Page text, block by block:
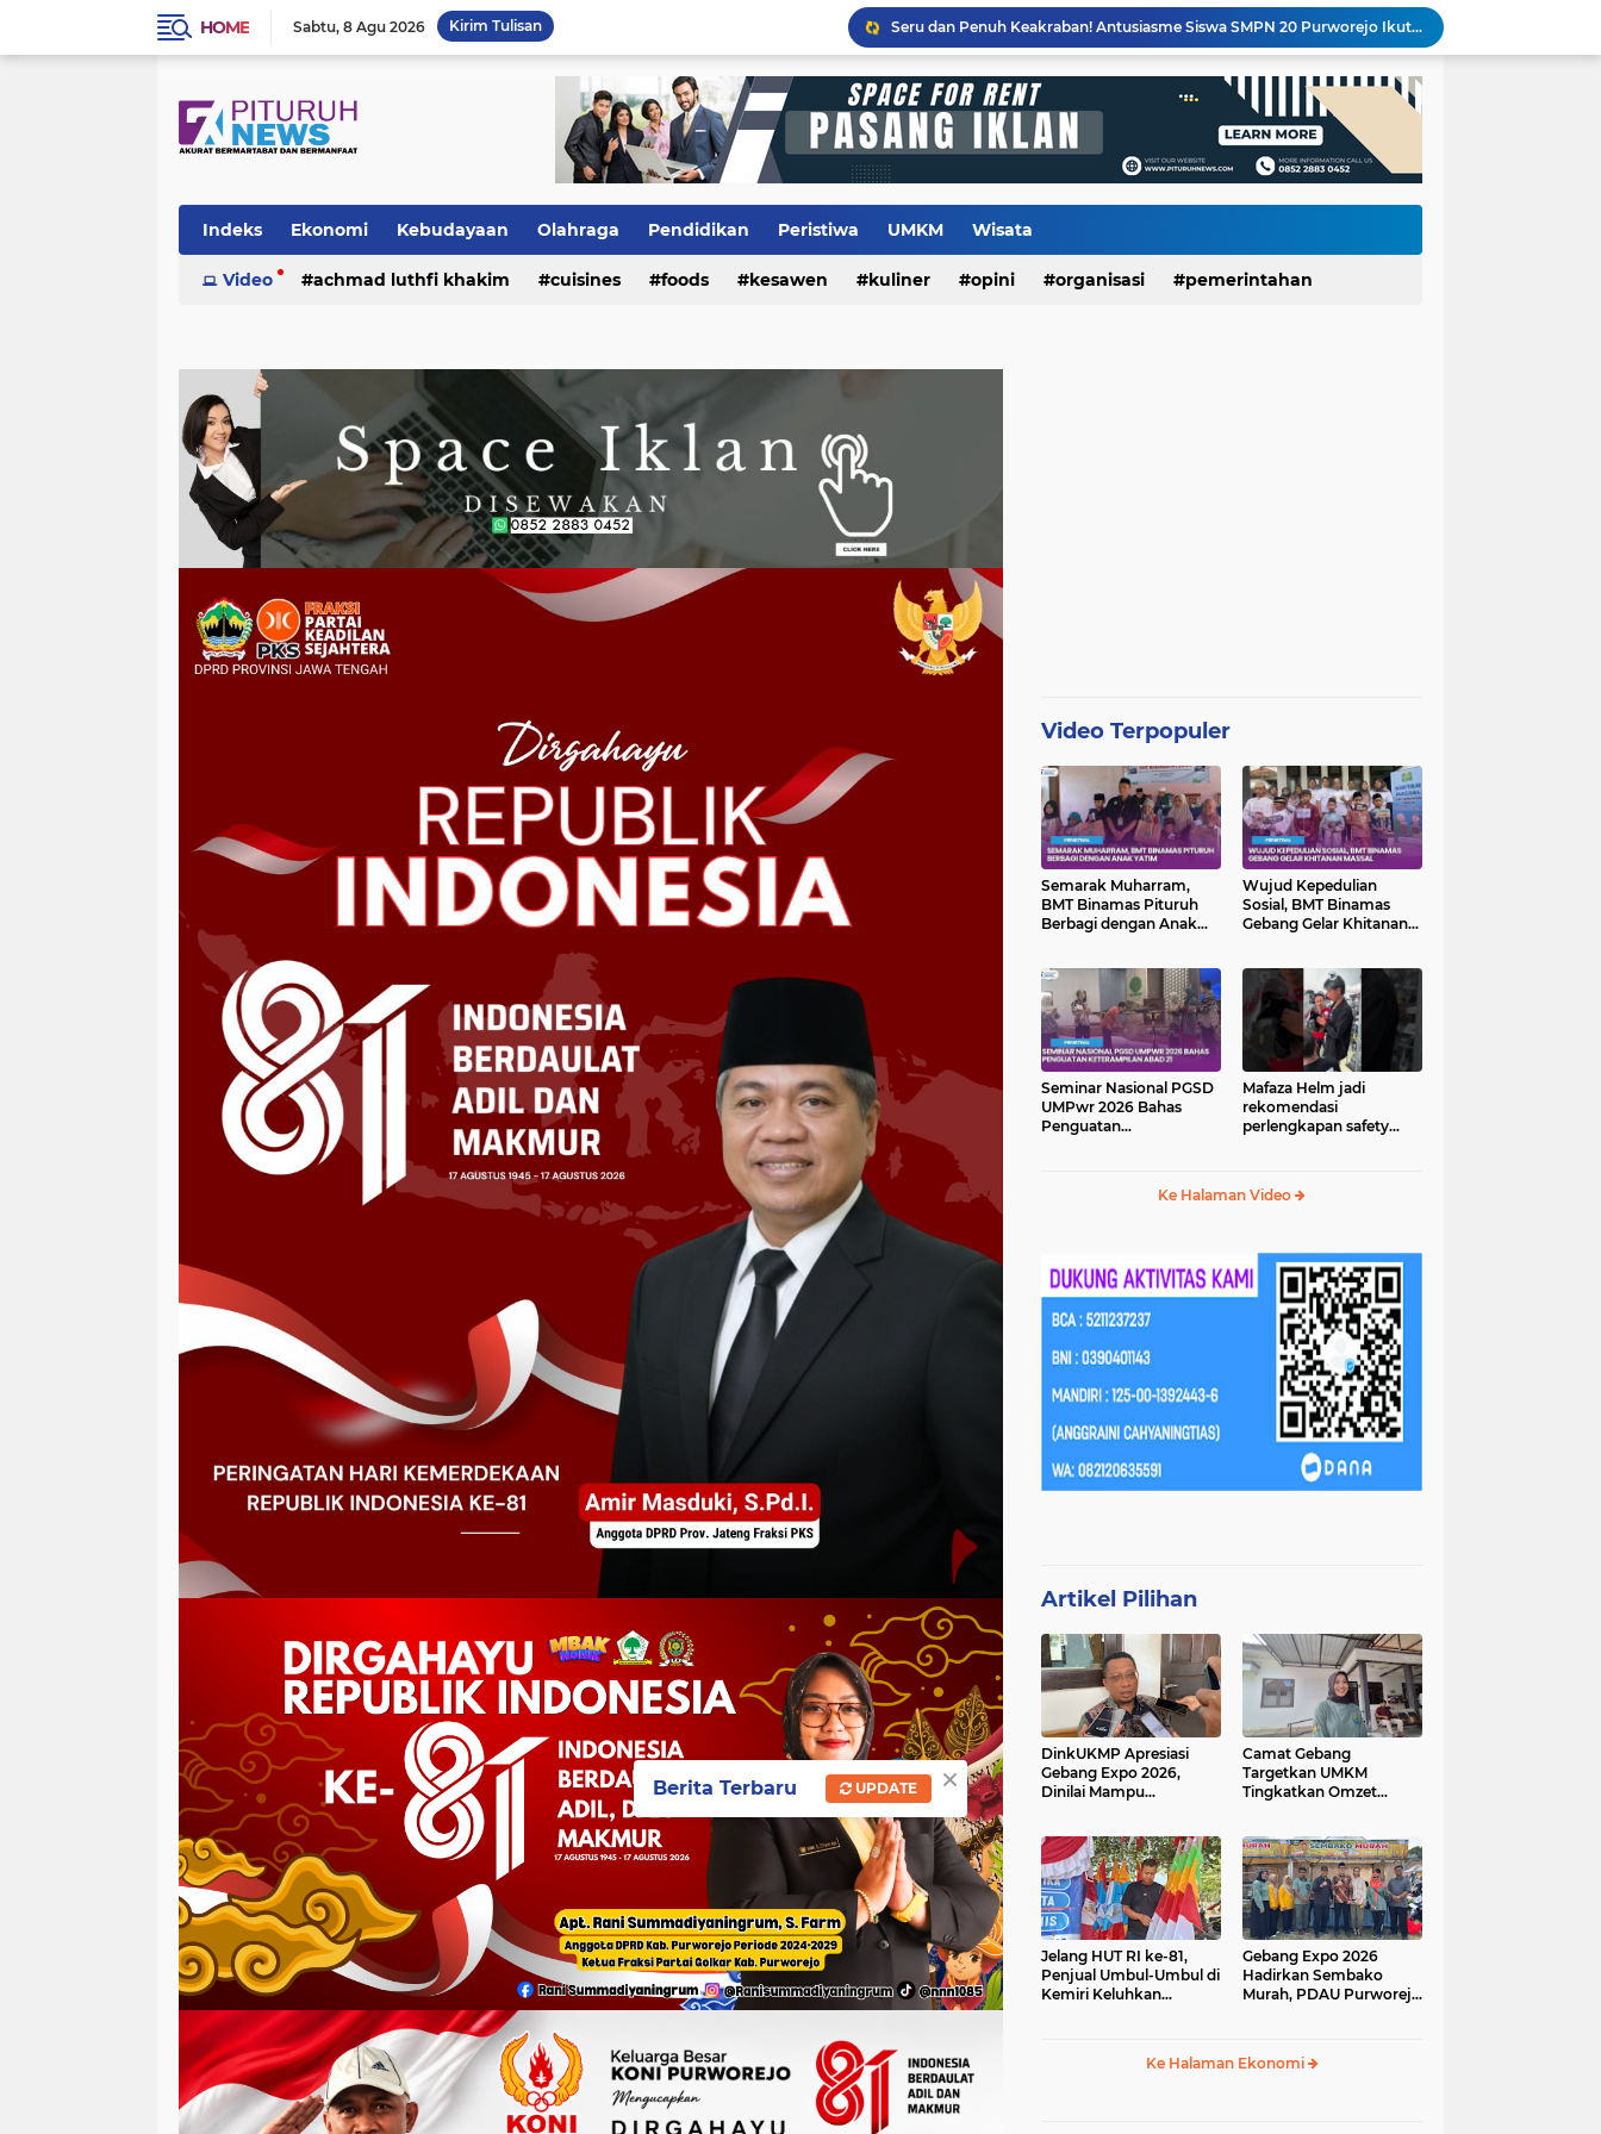
HOME Sabtu 8 Agu 2026 Kirim Tulisan
Banggakan Kwarran Pituruh, Tiga Siswa SMPN 20 dan SMPN 40 Purworejo Melenggang ke Jamnas Cibubur
PT Unggulrejo Wasono Dilanda Kebakaran, Tiga Korban Dilaporkan Alami Luka
Meriahkan HUT RI ke-81, SDN Luwenglor Sabet Juara 1 Turnamen Mini Soccer SD Se-Kecamatan Pituruh
Kemarau Picu Krisis Air Bersih, SDN Munggangsari dan Warga Kaligintung Berharap Pasokan Air Rutin
Flashback Program PITULUNGAN Yuli–Dion: Sejauh Mana Realisasinya?
Expo HUT ke-61 Yonif 412/BES Purworejo 2026 Resmi Dibuka, Pererat Sinergi TNI dan Masyarakat Lewat Beragam Hiburan
500 Mesin Produksi Terdampak, Kebakaran PT Unggulrejo Wasono Sebabkan Kerugian Ratusan Juta
Indeks Ekonomi Kebudayaan Olahraga Pendidikan Peristiwa UMKM Wisata
Video achmad luthfi khakim cuisines foods kesawen kuliner opini organisasi pemerintahan
Video Terpopuler
Semarak Muharram,
BMT Binamas Pituruh
Berbagi dengan Anak
Wujud Kepedulian
Sosial, BMT Binamas
Gebang Gelar Khitanan
Seminar Nasional PGSD
UMPwr 2026 Bahas
Penguatan
Mafaza Helm jadi
rekomendasi
perlengkapan safety
Ke Halaman Video
Artikel Pilihan
DinkUKMP Apresiasi
Gebang Expo 2026,
Dinilai Mampu
Lokal
Camat Gebang
Targetkan UMKM
Tingkatkan Omzet
Jelang HUT RI ke-81,
Penjual Umbul-Umbul di
Kemiri Keluhkan
Gebang Expo 2026
Hadirkan Sembako
Murah, PDAU Purworejo
Ke Halaman Ekonomi
×
Berita Terbaru UPDATE